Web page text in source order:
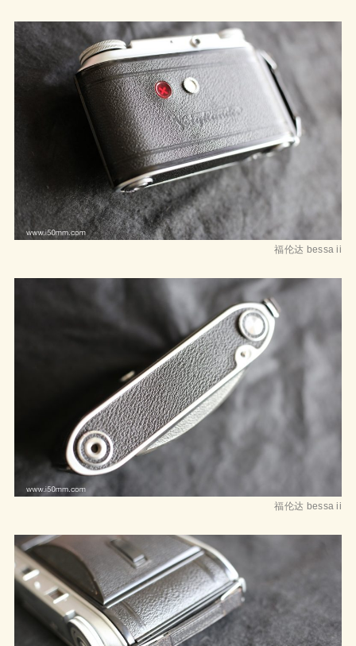
福伦达 bessa ii
福伦达 bessa ii